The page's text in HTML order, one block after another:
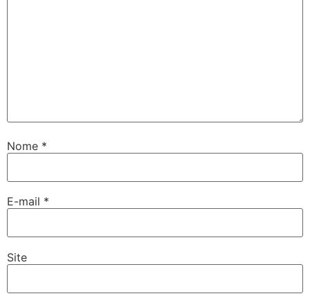
Nome *
E-mail *
Site